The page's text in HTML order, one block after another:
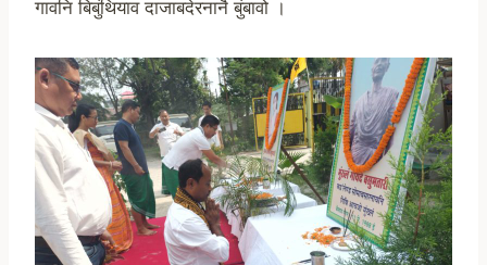
गावनि बिबुंथियाव दाजाबदेरनानै बुंबावो ।